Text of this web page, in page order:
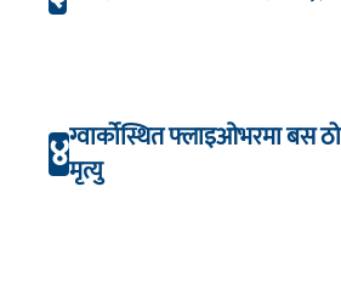
४ग्वार्कोस्थित फ्लाइओभरमा बस
मृत्यु